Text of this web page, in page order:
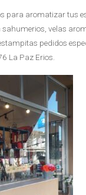
para aromatizar tus
velas
pedidos
La Paz Erios.